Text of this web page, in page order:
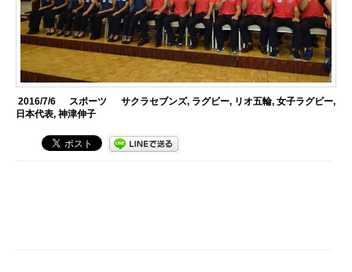
2016/7/6 スポーツ サクラセブンズ, ラグビー, リオ五輪, 女子ラグビー,
日本代表,神津伸子